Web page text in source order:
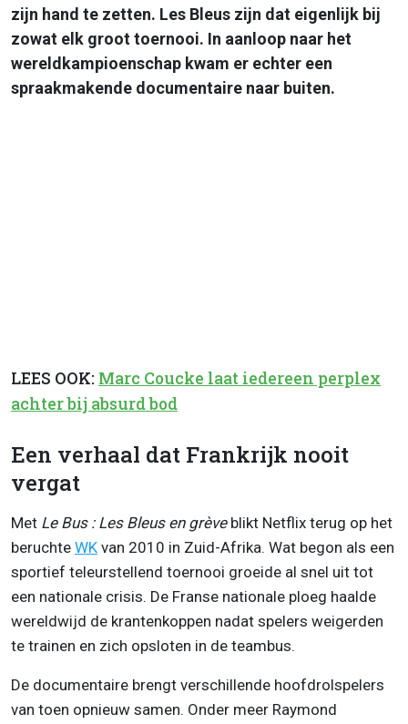
zijn hand te zetten. Les Bleus zijn dat eigenlijk bij
zowat elk groot toernooi. In aanloop naar het
wereldkampioenschap kwam er echter een
spraakmakende documentaire naar buiten.
LEES OOK: Marc Coucke laat iedereen perplex
achter bij absurd bod
Een verhaal dat Frankrijk nooit
vergat
Met Le Bus : Les Bleus en grèveblikt Netflix terug op het
beruchte WK van 2010 in Zuid-Afrika. Wat begon als een
sportief teleurstellend toernooi groeide al snel uit tot
een nationale crisis. De Franse nationale ploeg haalde
wereldwijd de krantenkoppen nadat spelers weigerden
te trainen en zich opsloten in de teambus.
De documentaire brengt verschillende hoofdrolspelers
van toen opnieuw samen. Onder meer Raymond